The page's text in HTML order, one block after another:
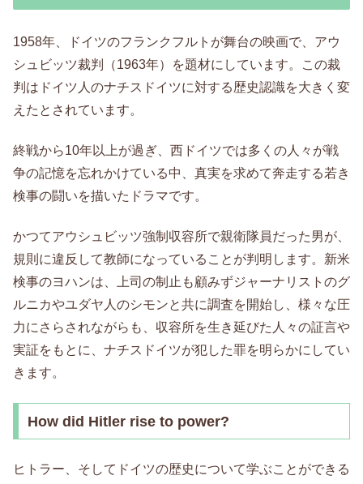
1958年、ドイツのフランクフルトが舞台の映画で、アウ
シュビッツ裁判（1963年）を題材にしています。この裁
判はドイツ人のナチスドイツに対する歴史認識を大きく変
えたとされています。
終戦から10年以上が過ぎ、西ドイツでは多くの人々が戦
争の記憶を忘れかけている中、真実を求めて奔走する若き
検事の闘いを描いたドラマです。
かつてアウシュビッツ強制収容所で親衛隊員だった男が、
規則に違反して教師になっていることが判明します。新米
検事のヨハンは、上司の制止も顧みずジャーナリストのグ
ルニカやユダヤ人のシモンと共に調査を開始し、様々な圧
力にさらされながらも、収容所を生き延びた人々の証言や
実証をもとに、ナチスドイツが犯した罪を明らかにしてい
きます。
How did Hitler rise to power?
ヒトラー、そしてドイツの歴史について学ぶことができる